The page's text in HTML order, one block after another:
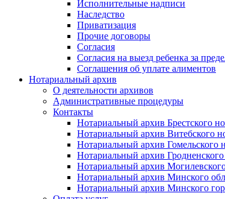
Исполнительные надписи
Наследство
Приватизация
Прочие договоры
Согласия
Согласия на выезд ребенка за
Соглашения об уплате алиментов
Нотариальный архив
О деятельности архивов
Административные процедуры
Контакты
Нотариальный архив Брестского
Нотариальный архив Витебского
Нотариальный архив Гомельского
Нотариальный архив Гродненского
Нотариальный архив
Нотариальный архив Минского
Нотариальный архив Минского